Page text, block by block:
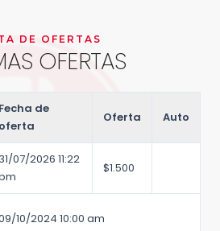
DE OFERTAS
OFERTAS
Fecha de
oferta
Oferta Auto
31/07/2026 11:22
$1.500
10/2024 10:00 am